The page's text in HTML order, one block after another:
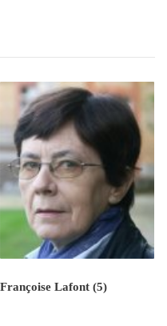
Françoise Lafont (5)